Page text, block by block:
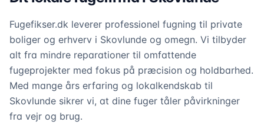
Fugefikser.dk leverer professionel fugning til private
boliger og erhverv i Skovlunde og omegn. Vi tilbyder
alt fra mindre reparationer til omfattende
fugeprojekter med fokus på præcision og holdbarhed.
Med mange års erfaring og lokalkendskab til
Skovlunde sikrer vi, at dine fuger tåler påvirkninger
fra vejr og brug.